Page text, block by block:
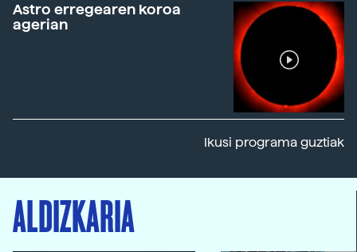
Astro erregearen koroa
agerian
Ikusi programa guztiak
ALDIZKARIA